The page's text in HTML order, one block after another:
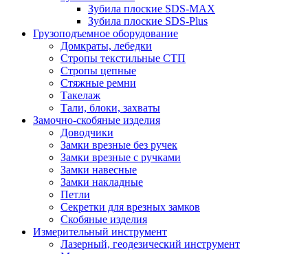
Зубила плоские SDS-MAX
Зубила плоские SDS-Plus
Грузоподъемное оборудование
Домкраты, лебедки
Стропы текстильные СТП
Стропы цепные
Стяжные ремни
Такелаж
Тали, блоки, захваты
Замочно-скобяные изделия
Доводчики
Замки врезные без ручек
Замки врезные с ручками
Замки навесные
Замки накладные
Петли
Секретки для врезных замков
Скобяные изделия
Измерительный инструмент
Лазерный, геодезический инструмент